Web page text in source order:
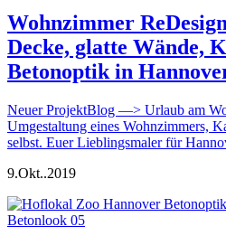
Wohnzimmer
Decke, glatte Wände,
Betonoptik in
Neuer ProjektBlog —> Urlaub am
Umgestaltung eines Wohnzimmers,
selbst. Euer Lieblingsmaler für
9.Okt..2019